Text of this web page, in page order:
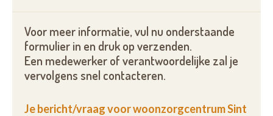
Voor meer informatie, vul nu onderstaande
formulier in en druk op verzenden.
Een medewerker of verantwoordelijke zal je
vervolgens snel contacteren.
Je bericht/vraag voor woonzorgcentrum Sint